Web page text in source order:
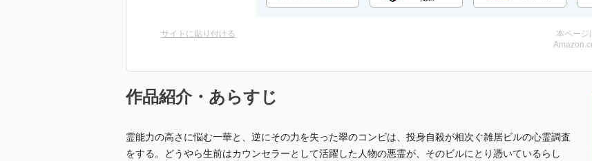
サイトに貼り付ける
本ページ
作品紹介・あらすじ
霊能力の高さに悩む一華と、逆にその力を失った翠のコンビは、投身自殺が相次ぐ雑居ビルの心霊調査
をする。どうやら生前はカウンセラーとして活躍した人物の悪霊が、そのビルにとり憑いているらし